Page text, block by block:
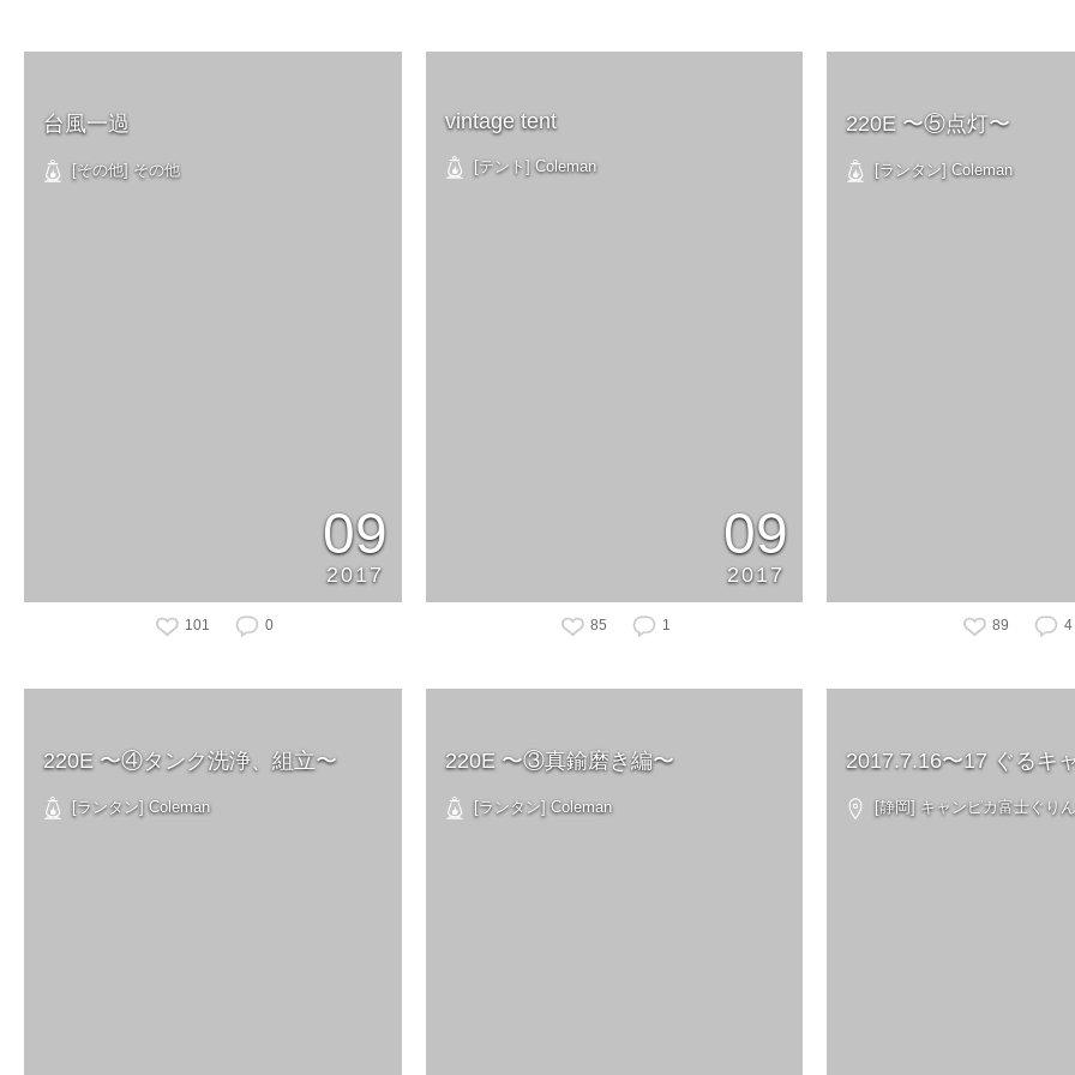
台風一過
[その他] その他
09
2017
101 0
vintage tent
[テント] Coleman
09
2017
85 1
220E 〜⑤点灯〜
[ランタン] Coleman
89 4
220E 〜④タンク洗浄、組立〜
[ランタン] Coleman
220E 〜③真鍮磨き編〜
[ランタン] Coleman
2017.7.16〜17 ぐるキ
[静岡] キャンピカ富士ぐり